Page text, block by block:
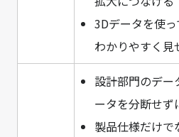
3Dデータを使
わかりやすく見
設計部門のデ
ータを分断せず
製品仕様だけ